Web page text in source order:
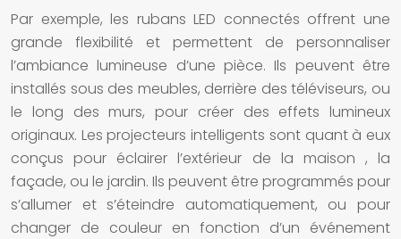
Par exemple, les rubans LED connectés offrent une
grande flexibilité et permettent de personnaliser
l’ambiance lumineuse d’une pièce. Ils peuvent être
installés sous des meubles, derrière des téléviseurs, ou
le long des murs, pour créer des effets lumineux
originaux. Lesprojecteurs intelligents sont quant à eux
conçus pour éclairer l’extérieur de la maison , la
façade, ou le jardin. Ils peuvent être programmés pour
s’allumer et s’éteindre automatiquement, ou pour
changer de couleur en fonction d’un événement